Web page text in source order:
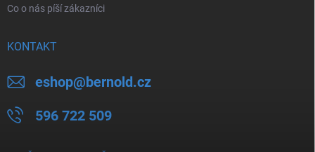
Co o nás píší zákazníci
KONTAKT
eshop@bernold.cz
596 722 509